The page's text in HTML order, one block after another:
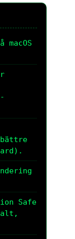
macOS
Safe